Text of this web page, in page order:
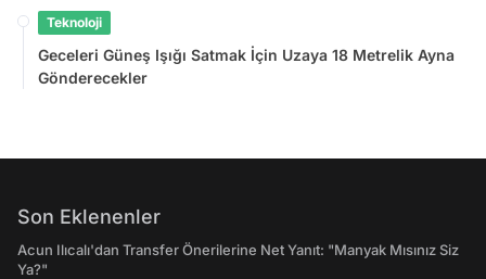
Teknoloji
Geceleri Güneş Işığı Satmak İçin Uzaya 18 Metrelik Ayna
Gönderecekler
Son Eklenenler
Acun Ilıcalı'dan Transfer Önerilerine Net Yanıt: "Manyak Mısınız Siz
Ya?"